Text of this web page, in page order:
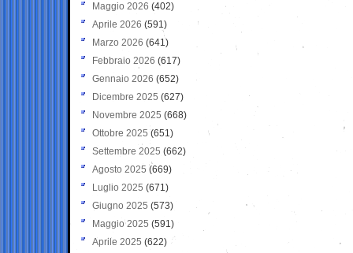
Maggio 2026 (402)
Aprile 2026 (591)
Marzo 2026 (641)
Febbraio 2026 (617)
Gennaio 2026 (652)
Dicembre 2025 (627)
Novembre 2025 (668)
Ottobre 2025 (651)
Settembre 2025 (662)
Agosto 2025 (669)
Luglio 2025 (671)
Giugno 2025 (573)
Maggio 2025 (591)
Aprile 2025 (622)